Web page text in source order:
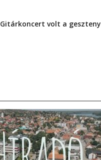
Gitárkoncert volt a